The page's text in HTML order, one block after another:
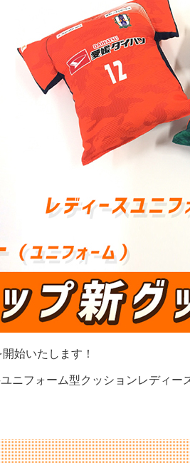
始いたします！
ニフォーム型クッションレディー